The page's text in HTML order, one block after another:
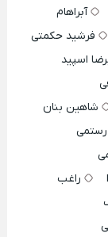
آبراهام
فرشید حکمتی
اسپید
شاهین بنان
راغب